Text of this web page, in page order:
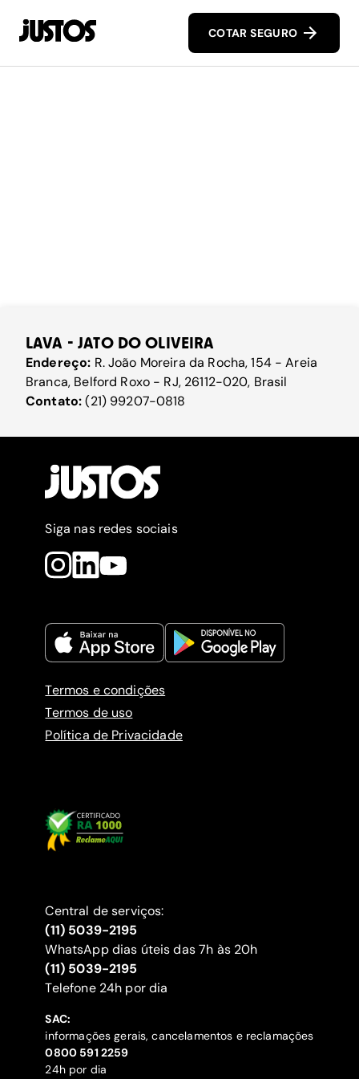
COTAR SEGURO
LAVA - JATO DO OLIVEIRA
Endereço: R. João Moreira da Rocha, 154 - Areia
Branca, Belford Roxo - RJ, 26112-020, Brasil
Contato:(21) 99207-0818
Siga nas redes sociais
Termos e condições
Termos de uso
Política de Privacidade
Central de serviços:
(11) 5039-2195
WhatsApp dias úteis das 7h às 20h
(11) 5039-2195
‍Telefone 24h por dia
SAC:
informações gerais, cancelamentos e reclamações
‍0800 591 2259
24h por dia